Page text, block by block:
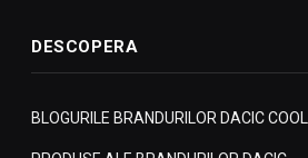
DESCOPERA
BLOGURILE BRANDURILOR DACIC COOL